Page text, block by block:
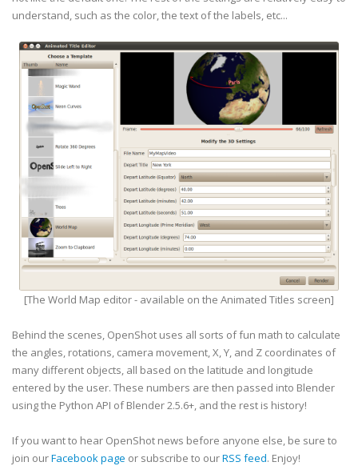
understand, such as the color, the text of the labels, etc...
[The World Map editor - available on the Animated Titles screen]
Behind the scenes, OpenShot uses all sorts of fun math to calculate
the angles, rotations, camera movement, X, Y, and Z coordinates of
many different objects, all based on the latitude and longitude
entered by the user. These numbers are then passed into Blender
using the Python API of Blender 2.5.6+, and the rest is history!
If you want to hear OpenShot news before anyone else, be sure to
join ourFacebook page or subscribe to ourRSS feed. Enjoy!